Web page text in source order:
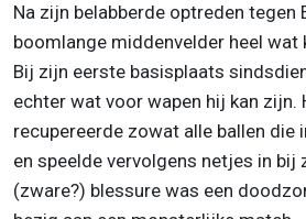
Na zijn belabberde optreden tegen
boomlange middenvelder heel wat
Bij zijn eerste basisplaats
echter wat voor wapen hij kan zijn.
recupereerde zowat alle ballen die
en speelde vervolgens netjes in
(zware?) blessure was een